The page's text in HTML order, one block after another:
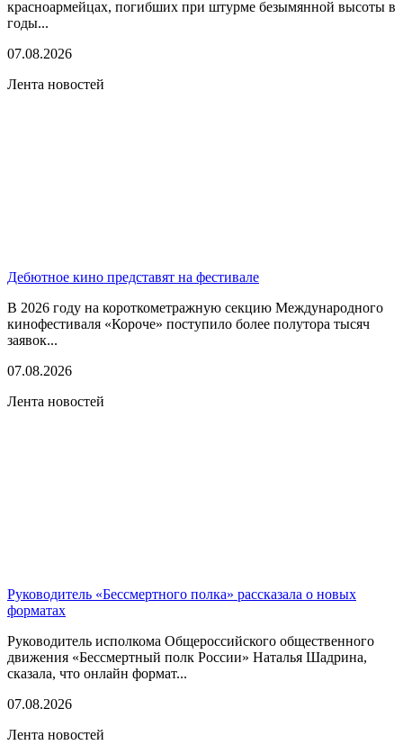
красноармейцах, погибших при штурме безымянной высоты в
годы...
07.08.2026
Лента новостей
Дебютное кино представят на фестивале
В 2026 году на короткометражную секцию Международного
кинофестиваля «Короче» поступило более полутора тысяч
заявок...
07.08.2026
Лента новостей
Руководитель «Бессмертного полка» рассказала о новых
форматах
Руководитель исполкома Общероссийского общественного
движения «Бессмертный полк России» Наталья Шадрина,
сказала, что онлайн формат...
07.08.2026
Лента новостей